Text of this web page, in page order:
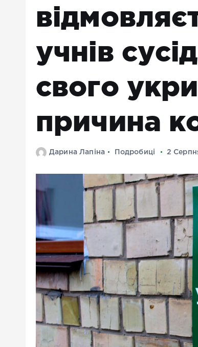
учнів
свого
причина
Дарина Лапіна Подробиці 2